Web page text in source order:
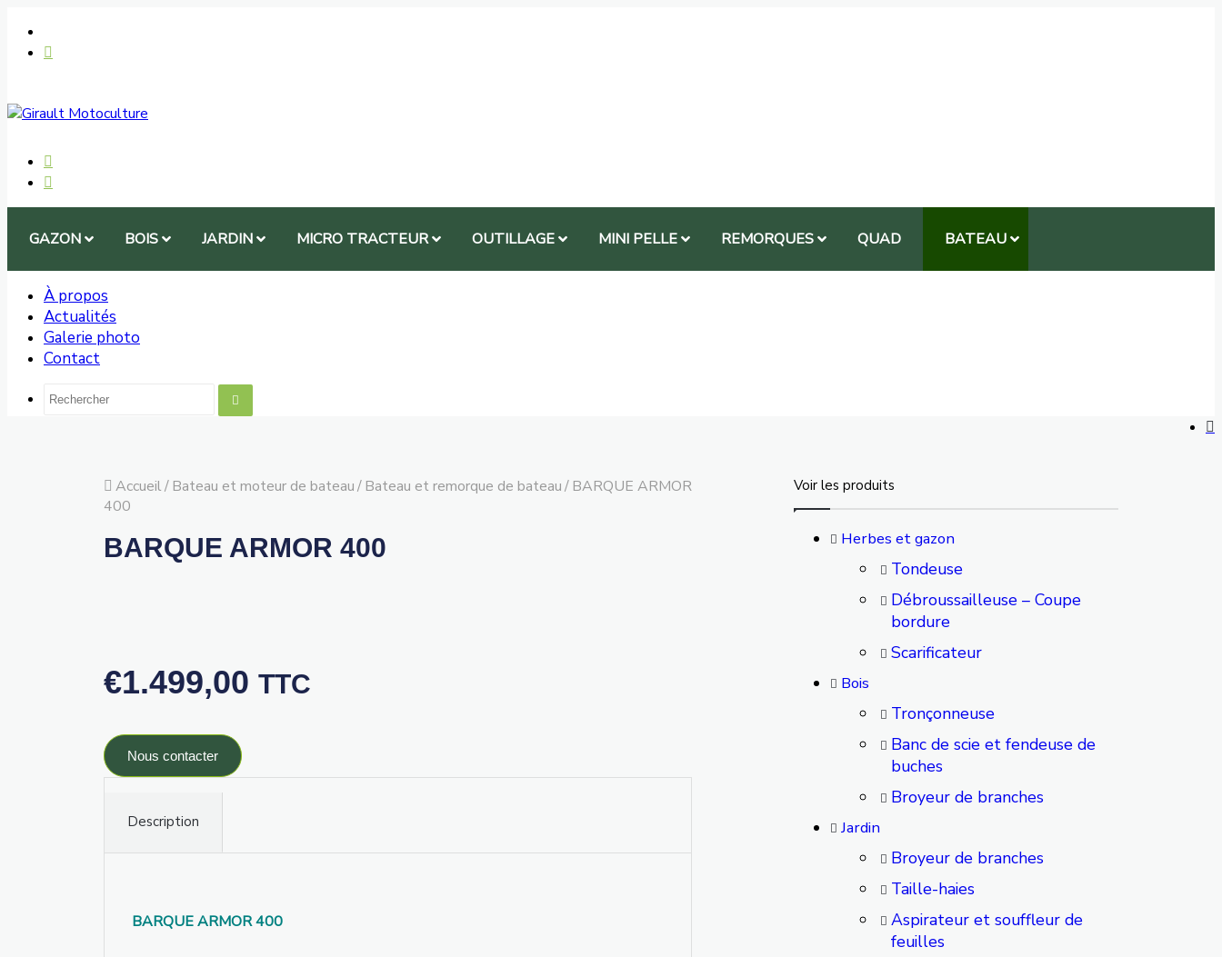
GAZON BOIS JARDIN MICRO TRACTEUR OUTILLAGE MINI PELLE REMORQUES QUAD BATEAU
À propos
Actualités
Galerie photo
Contact
Accueil/Bateau et moteur de bateau/Bateau et remorque de bateau/BARQUE ARMOR
400
BARQUE ARMOR 400
€1.499,00 TTC
Nous contacter
Description
BARQUE ARMOR 400
Voir les produits
Herbes et gazon
Tondeuse
Débroussailleuse – Coupe
bordure
Scarificateur
Bois
Tronçonneuse
Banc de scie et fendeuse de
buches
Broyeur de branches
Jardin
Broyeur de branches
Taille-haies
Aspirateur et souffleur de
feuilles